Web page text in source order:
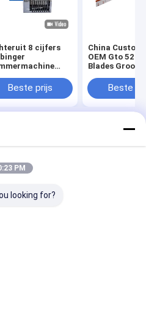
8 cijfers
Beste prijs
China
OEM Gto 52
Blades
Beste
Privacybeleid
© 2026 Guangzhou
All Rights Reserved.
PM
looking for?